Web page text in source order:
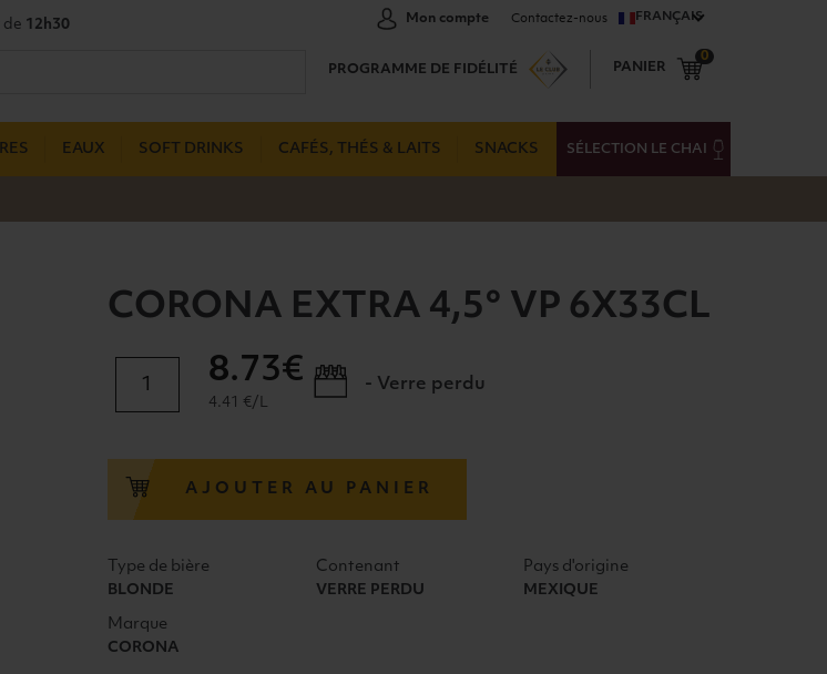
de 12h30 Mon compte Contactez-nous FRANÇAIS
PROGRAMME DE FIDÉLITÉ PANIER
0
EAUX SOFT DRINKS CAFÉS, THÉS & LAITS SNACKS SÉLECTION LE CHAI
CORONA EXTRA 4,5° VP 6X33CL
4,5°
8.73€
4.41 €/L
- Verre perdu
AJOUTER AU PANIER
Type de bière
BLONDE
Contenant
VERRE PERDU
Pays d'origine
MEXIQUE
Marque
CORONA